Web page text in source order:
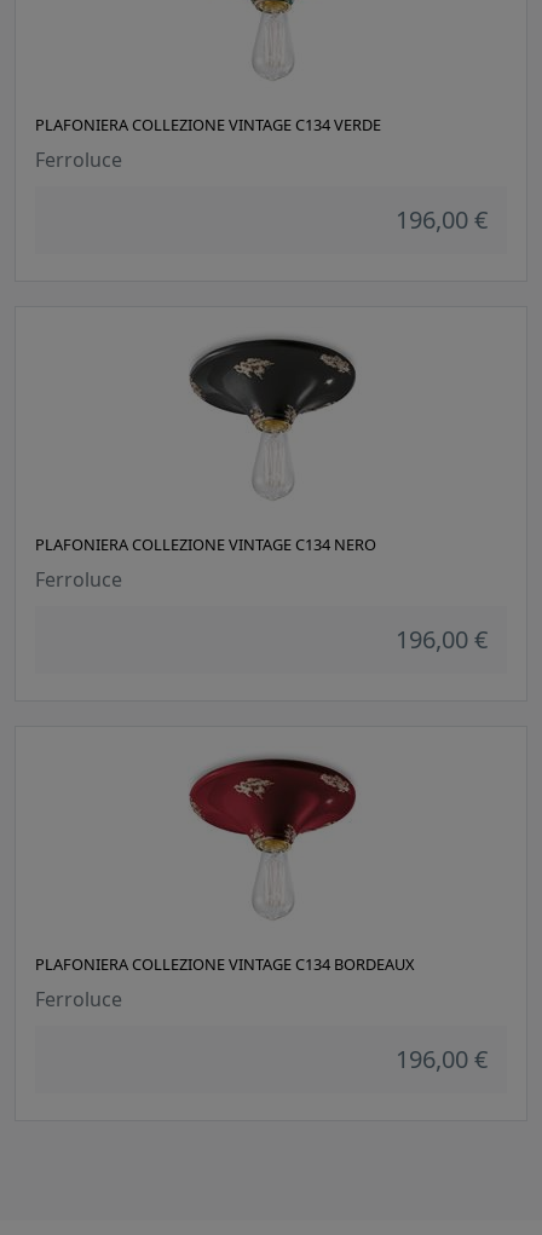
PLAFONIERA COLLEZIONE VINTAGE C134 VERDE
Ferroluce
196,00 €
PLAFONIERA COLLEZIONE VINTAGE C134 NERO
Ferroluce
196,00 €
PLAFONIERA COLLEZIONE VINTAGE C134 BORDEAUX
Ferroluce
196,00 €